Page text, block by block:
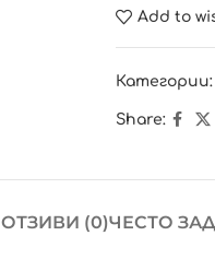
Add to
Категории:
Share:
ОТЗИВИ (0)ЧЕСТО